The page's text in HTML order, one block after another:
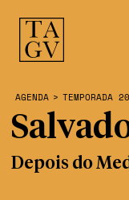
AGENDA > TEMPORADA
Depois do